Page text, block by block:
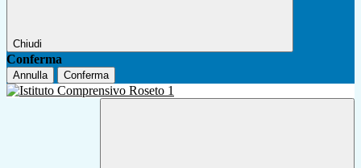
Chiudi
Conferma
Annulla Conferma